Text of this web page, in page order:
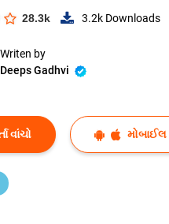
28.3k 3.2k Downloads
Writen by
Deeps Gadhvi
વાંચો મોબાઈલ